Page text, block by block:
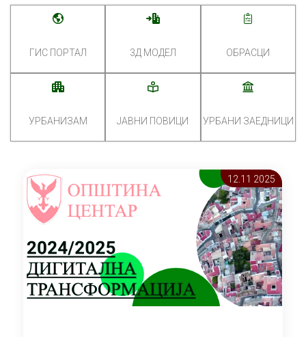
ГИС ПОРТАЛ 3Д МОДЕЛ ОБРАСЦИ
УРБАНИЗАМ ЈАВНИ ПОВИЦИ УРБАНИ ЗАЕДНИЦИ
12.11 2025